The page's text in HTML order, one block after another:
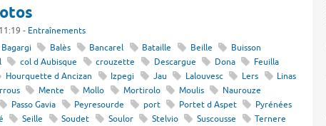
- Entraînements
Bagargi Balès Bancarel Bataille Beille
Buisson
col d Aubisque crouzette Descargue Dona
Feuilla
Hourquette d Ancizan Izpegi Jau Lalouvesc Lers
Linas
Mente Mollo Mortirolo Moulis
Naurouze
Passo Gavia Peyresourde port Portet d Aspet
Pyrénées
Seille Soudet Soulor Stelvio Suscousse
Ternere